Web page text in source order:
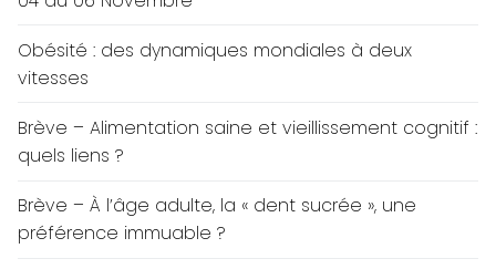
Obésité : des dynamiques mondiales à deux
vitesses
Brève – Alimentation saine et vieillissement cognitif :
quels liens ?
Brève – À l’âge adulte, la « dent sucrée », une
préférence immuable ?